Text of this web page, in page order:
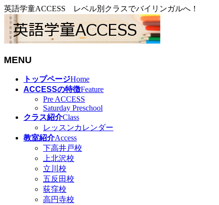
英語学童ACCESS レベル別クラスでバイリンガルへ！
MENU
トップページHome
ACCESSの特徴Feature
Pre ACCESS
Saturday Preschool
クラス紹介Class
レッスンカレンダー
教室紹介Access
下高井戸校
上北沢校
立川校
五反田校
荻窪校
高円寺校